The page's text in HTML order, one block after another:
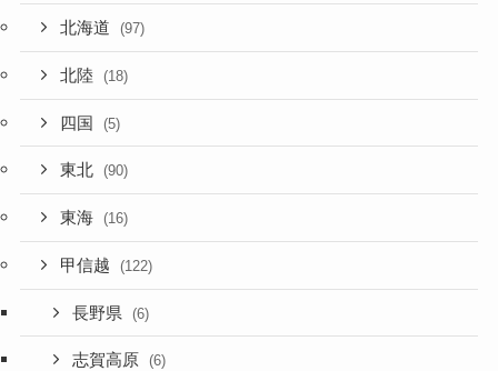
北海道 (97)
北陸 (18)
四国 (5)
東北 (90)
東海 (16)
甲信越 (122)
長野県 (6)
志賀高原 (6)